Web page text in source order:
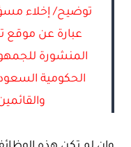
توضيح/ إخلاء
عبارة عن موقع
المنشورة
الحكومية